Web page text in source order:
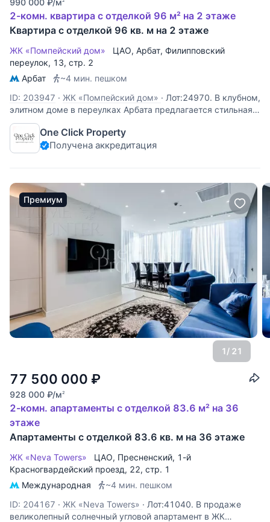
990 000 ₽/м
2-комн. квартира с отделкой 96 м² на 2 этаже
Квартира с отделкой 96 кв. м на 2 этаже
ЖК «Помпейский дом» ЦАО, Арбат, Филипповский
переулок, 13, стр. 2
Арбат
~4 мин. пешком
ID: 203947 · ЖК «Помпейский дом» · Лот:24970. В клубном,
элитном доме в переулках Арбата предлагается стильная
2-х комнатная квартира. Планировка: просторная гостиная
с красивым видом на Церковь Вознесения, кухня, гостевой
санузел, спальня с собственным санузлом, выделенной
One Click Property
Получена аккредитация
Премиум
1/ 21
77 500 000 ₽
928 000 ₽/м2
2-комн. апартаменты с отделкой 83.6 м² на 36
этаже
Апартаменты с отделкой 83.6 кв. м на 36 этаже
ЖК «Neva Towers» ЦАО, Пресненский, 1-й
Красногвардейский проезд, 22, стр. 1
Международная
~4 мин. пешком
ID: 204167 · ЖК «Neva Towers» · Лот:41040. В продаже
великолепный солнечный угловой апартамент в ЖК